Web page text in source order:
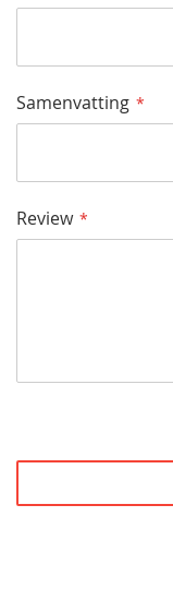
Samenvatting
Review